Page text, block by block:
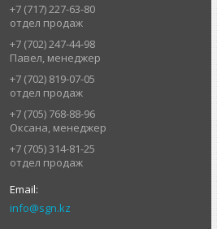
+7 (717) 227-63-80
отдел продаж
+7 (702) 247-44-98
Павел, менеджер
+7 (702) 819-07-05
отдел продаж
+7 (705) 768-88-96
Оксана, менеджер
+7 (705) 314-81-25
отдел продаж
info@sgn.kz